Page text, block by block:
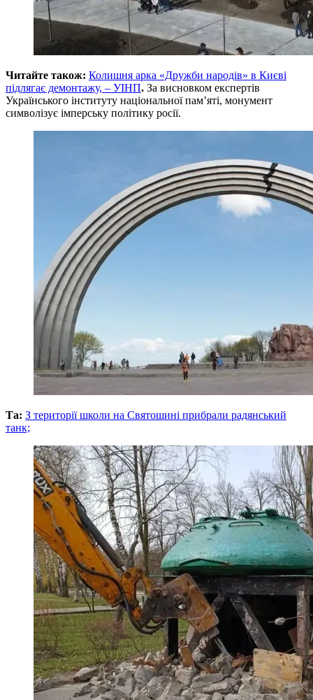
Читайте також: Колишня арка «Дружби народів» в Києві
підлягає демонтажу, – УІНП. За висновком експертів
Українського інституту національної пам’яті, монумент
символізує імперську політику росії.
Та: З території школи на Святошині прибрали радянський
танк;